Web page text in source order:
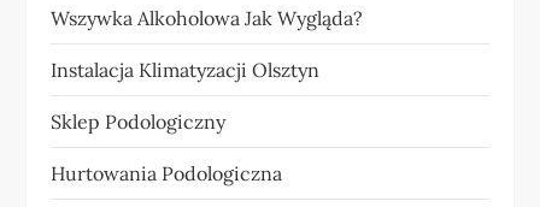
Wszywka Alkoholowa Jak Wygląda?
Instalacja Klimatyzacji Olsztyn
Sklep Podologiczny
Hurtowania Podologiczna